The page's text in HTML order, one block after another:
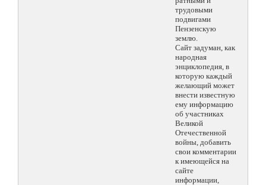
трудовыми
подвигами
Пензенскую
землю.
Сайт задуман, как
народная
энциклопедия, в
которую каждый
желающий может
внести известную
ему информацию
об участниках
Великой
Отечественной
войны, добавить
свои комментарии
к имеющейся на
сайте
информации,